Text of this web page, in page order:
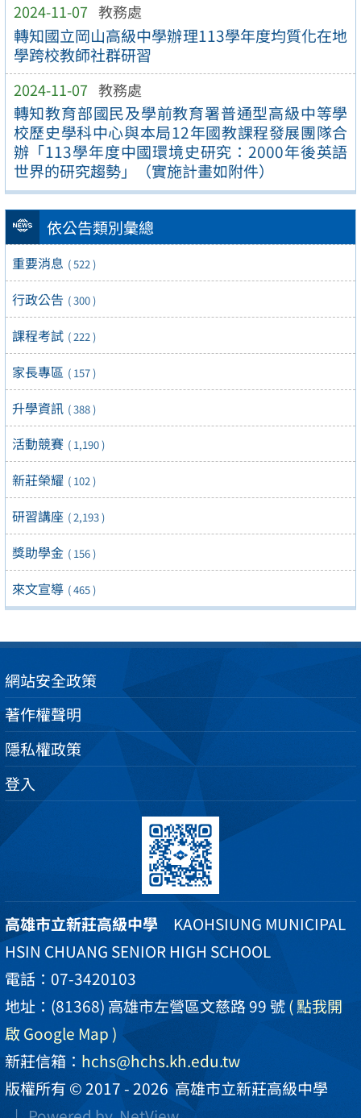
2024-11-07 教務處
轉知國立岡山高級中學辦理113學年度均質化在地
學跨校教師社群研習
2024-11-07 教務處
轉知教育部國民及學前教育署普通型高級中等學
校歷史學科中心與本局12年國教課程發展團隊合
辦「113學年度中國環境史研究：2000年後英語
世界的研究趨勢」（實施計畫如附件）
依公告類別彙總
重要消息 ( 522 )
行政公告 ( 300 )
課程考試 ( 222 )
家長專區 ( 157 )
升學資訊 ( 388 )
活動競賽 ( 1,190 )
新莊榮耀 ( 102 )
研習講座 ( 2,193 )
獎助學金 ( 156 )
來文宣導 ( 465 )
網站安全政策
著作權聲明
隱私權政策
登入
高雄市立新莊高級中學 KAOHSIUNG MUNICIPAL
HSIN CHUANG SENIOR HIGH SCHOOL
電話：07-3420103
地址：(81368) 高雄市左營區文慈路 99 號( 點我開
啟 Google Map )
新莊信箱： hchs@hchs.kh.edu.tw
版權所有 © 2017 - 2026高雄市立新莊高級中學